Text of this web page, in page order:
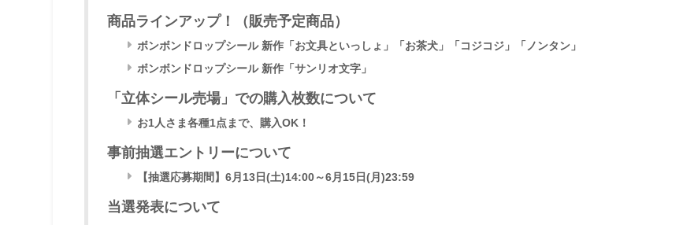
商品ラインアップ！（販売予定商品）
ボンボンドロップシール 新作「お文具といっしょ」「お茶犬」「コジコジ」「ノンタン」
ボンボンドロップシール 新作「サンリオ文字」
「立体シール売場」での購入枚数について
お1人さま各種1点まで、購入OK！
事前抽選エントリーについて
【抽選応募期間】6月13日(土)14:00～6月15日(月)23:59
当選発表について